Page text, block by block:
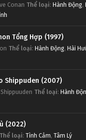
Conan Thể loại: Hành Động,
Tổng Hợp (1997)
Thể loại: Hành Động, Hài
Shippuden (2007)
Thể loại: Hành
(2022)
Thể loại: Tình Cảm, Tâm Lý